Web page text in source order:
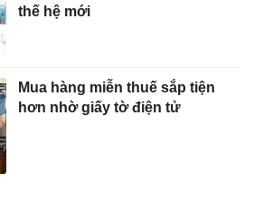
thế hệ mới
Mua hàng miễn thuế sắp tiện
hơn nhờ giấy tờ điện tử